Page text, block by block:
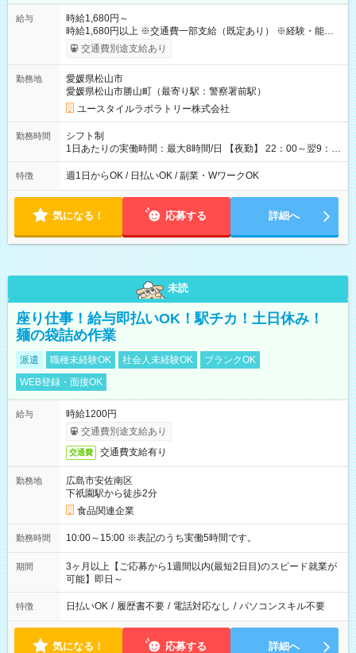
給与
時給1,680円～
時給1,680円以上 ※交通費一部支給（既定あり） ※経験・能力を
考慮して決定します 【収入例】 週1回勤務の場合：1,680円×8時
間×4回=5万3,760円 週3回勤務の場合：1,680円×8時間×12回
月 ※ 雇用形態と給与に、本採用時と異なる部分があります。 雇
用形態：本採用時と同じです。 給与：時給 1,470円以上
交通費別途支給あり
勤務地
愛媛県松山市
愛媛県松山市勝山町（最寄り駅：警察署前駅）
ユースタイルラボラトリー株式会社
勤務時間
シフト制
1日あたりの実働時間：最大8時間/日 【夜勤】 22：00～翌9：
00 ※週1日～OK ／ 夜勤専従 ＊＊ 勤務時間例 ＊＊ ■22時か
ら翌7時 ■23時から翌8時 ■24時から翌9時 など ※上記の時間
ます。 ※曜日固定（毎週同じ曜日での勤務となります）
特徴 週1日からOK / 日払いOK / 副業・WワークOK
気になる！ 応募する 詳細へ
未読
座り仕事！給与即払いOK！駅チカ！土日休み！
麺の袋詰め作業
派遣 職種未経験OK 社会人未経験OK
ブランクOK
WEB登録・面接OK
給与
時給1200円
交通費別途支給あり
交通費 交通費支給有り
勤務地
広島市安佐南区
下祇園駅から徒歩2分
食品関連企業
勤務時間 10:00～15:00 ※表記のうち実働5時間です。
期間
3ヶ月以上【ご応募から1週間以内(最短2日目)のスピード就業が
可能】即日～
特徴 日払いOK / 履歴書不要 / 電話対応なし / パソコンスキル不要
気になる！ 応募する 詳細へ